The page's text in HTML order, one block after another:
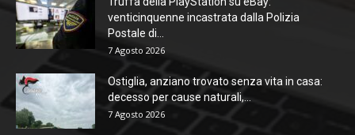
venticinquenne incastrata dalla Polizia
Postale di...
7 Agosto 2026
Ostiglia, anziano trovato senza vita in casa:
decesso per cause naturali,...
7 Agosto 2026